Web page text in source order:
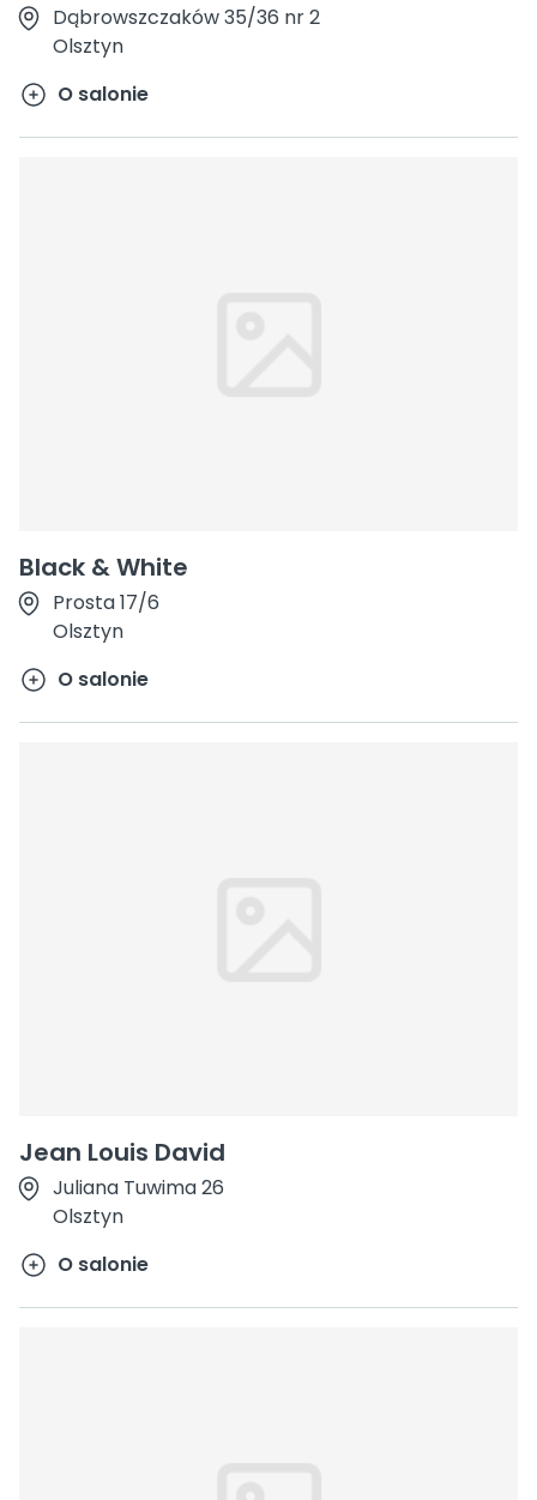
Dąbrowszczaków 35/36 nr 2
Olsztyn
O salonie
Black & White
Prosta 17/6
Olsztyn
O salonie
Jean Louis David
Juliana Tuwima 26
Olsztyn
O salonie